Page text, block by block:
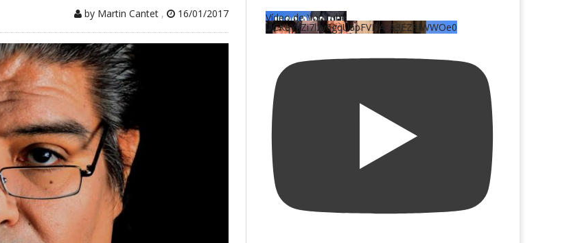
by Martin Cantet , 16/01/2017 Vídeo de YouTube
UCKqYjiZi7lzy6gqU6pFVFiA_A3EZ9JWWOe0